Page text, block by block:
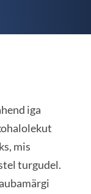
iga
mis
turgudel.